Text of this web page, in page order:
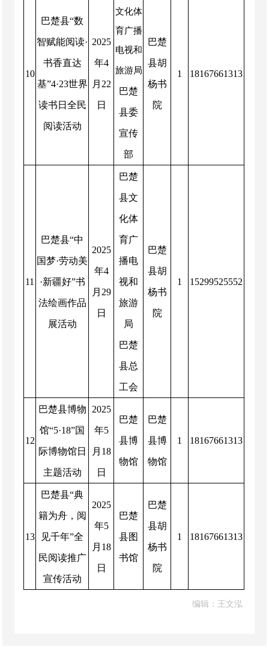
10
巴楚县“数
智赋能阅读·
书香直达
基”4·23世界
读书日全民
阅读活动
2025
年4
月 22
日
文化体
育广播
电视和
旅游局
巴楚
县委
宣传
部
巴楚
县胡
杨书
院
1 18167661313
11
巴楚县“中
国梦·劳动美
·新疆好”书
法绘画作品
展活动
2025
年4
月 29
日
巴楚
县文
化体
育广
播电
视和
旅游
局
巴楚
县总
工会
巴楚
县胡
杨书
院
1 15299525552
12
巴楚县博物
馆“5·18”国
际博物馆日
主题活动
2025
年5
月 18
日
巴楚
县博
物馆
巴楚
县博
物馆
1 18167661313
13
巴楚县“典
籍为舟，阅
见千年”全
民阅读推广
宣传活动
2025
年5
月 18
日
巴楚
县图
书馆
巴楚
县胡
杨书
院
1 18167661313
编辑：王文泓